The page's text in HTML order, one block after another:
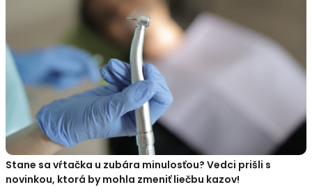
Stane sa vŕtačka u zubára minulosťou? Vedci prišli s
novinkou, ktorá by mohla zmeniť liečbu kazov!